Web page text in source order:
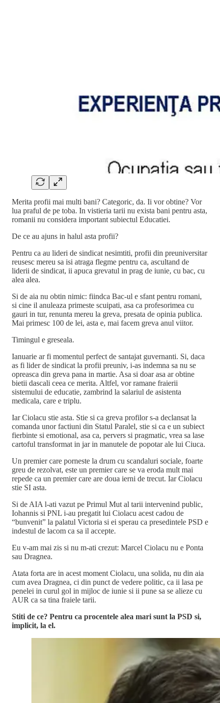
Merita profii mai multi bani? Categoric, da. Ii vor obtine? Vor
lua praful de pe toba. In vistieria tarii nu exista bani pentru asta,
romanii nu considera important subiectul Educatiei.
De ce au ajuns in halul asta profii?
Pentru ca au lideri de sindicat nesimtiti, profii din preuniversitar
reusesc mereu sa isi atraga flegme pentru ca, ascultand de
liderii de sindicat, ii apuca grevatul in prag de iunie, cu bac, cu
alea alea.
Si de aia nu obtin nimic: fiindca Bac-ul e sfant pentru romani,
si cine il anuleaza primeste scuipati, asa ca profesorimea cu
gauri in tur, renunta mereu la greva, presata de opinia publica.
Mai primesc 100 de lei, asta e, mai facem greva anul viitor.
Timingul e greseala.
Ianuarie ar fi momentul perfect de santajat guvernanti. Si, daca
as fi lider de sindicat la profii preuniv, i-as indemna sa nu se
opreasca din greva pana in martie. Asa si doar asa ar obtine
bietii dascali ceea ce merita. Altfel, vor ramane fraierii
sistemului de educatie, zambrind la salariul de asistenta
medicala, care e triplu.
Iar Ciolacu stie asta. Stie si ca greva profilor s-a declansat la
comanda unor factiuni din Statul Paralel, stie si ca e un subiect
fierbinte si emotional, asa ca, pervers si pragmatic, vrea sa lase
cartoful transformat in jar in manutele de popotar ale lui Ciuca.
Un premier care porneste la drum cu scandaluri sociale, foarte
greu de rezolvat, este un premier care se va eroda mult mai
repede ca un premier care are doua ierni de trecut. Iar Ciolacu
stie SI asta.
Si de AIA l-ati vazut pe Primul Mut al tarii intervenind public,
Iohannis si PNL i-au pregatit lui Ciolacu acest cadou de
“bunvenit” la palatul Victoria si ei sperau ca presedintele PSD e
indestul de lacom ca sa il accepte.
Eu v-am mai zis si nu m-ati crezut: Marcel Ciolacu nu e Ponta
sau Dragnea.
Atata forta are in acest moment Ciolacu, una solida, nu din aia
cum avea Dragnea, ci din punct de vedere politic, ca ii lasa pe
penelei in curul gol in mijloc de iunie si ii pune sa se alieze cu
AUR ca sa tina fraiele tarii.
Stiti de ce? Pentru ca procentele alea mari sunt la PSD si,
implicit, la el.